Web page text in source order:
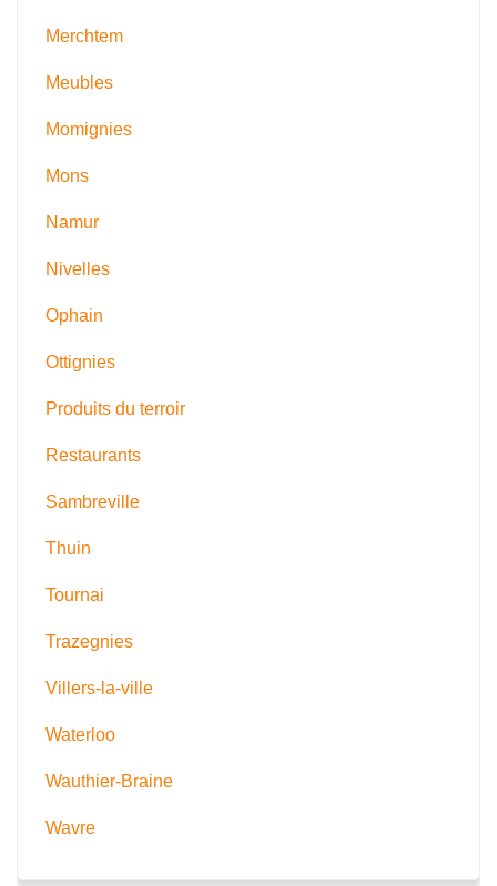
Merchtem
Meubles
Momignies
Mons
Namur
Nivelles
Ophain
Ottignies
Produits du terroir
Restaurants
Sambreville
Thuin
Tournai
Trazegnies
Villers-la-ville
Waterloo
Wauthier-Braine
Wavre